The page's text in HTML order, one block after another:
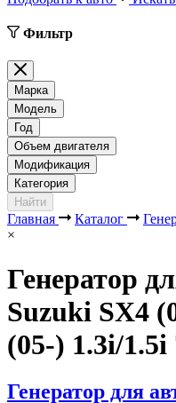
Фильтр
Марка
Модель
Год
Объем двигателя
Модификация
Категория
Найти
Главная Каталог
×
Генератор
Suzuki SX4
(05-) 1.3i/1.5i
Генератор для